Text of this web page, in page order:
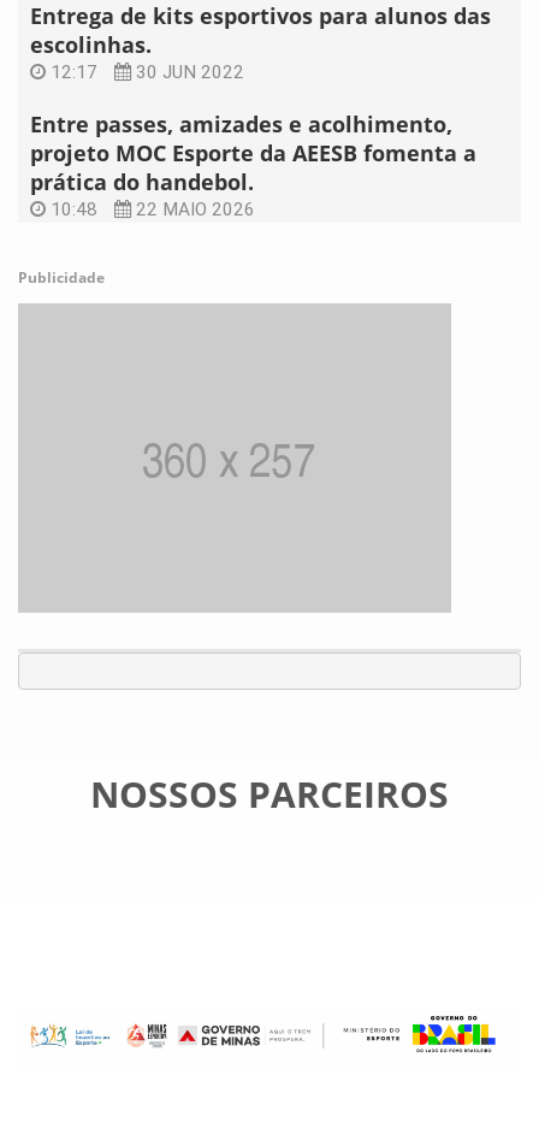
Entrega de kits esportivos para alunos das
escolinhas.
12:17 30 JUN 2022
Entre passes, amizades e acolhimento,
projeto MOC Esporte da AEESB fomenta a
prática do handebol.
10:48 22 MAIO 2026
Publicidade
NOSSOS PARCEIROS